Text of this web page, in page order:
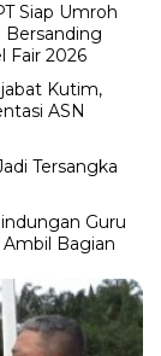
Siap Umroh
Bersanding
Fair 2026
Kutim,
ASN
Tersangka
Guru
Bagian